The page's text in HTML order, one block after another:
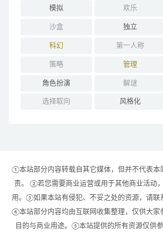
模拟 欢乐
沙盒 独立
科幻 第一人称
策略 管理
角色扮演 解谜
选择取向 风格化
①本站部分内容转载自其它媒体，但并不代表本
责。 ②若您需要商业运营或用于其他商业活动
用。③如果本站有侵犯、不妥之处的资源，请联
④本站部分内容均由互联网收集整理，仅供大家
目的与商业用途。⑤本站提供的所有资源仅供